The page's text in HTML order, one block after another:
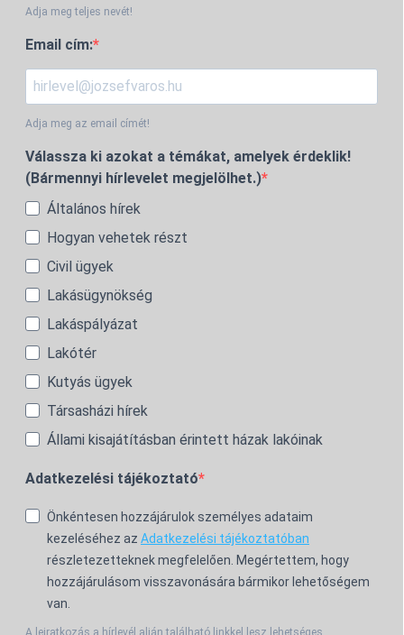
Adja meg teljes nevét!
Email cím:
Adja meg az email címét!
Válassza ki azokat a témákat, amelyek érdeklik!
(Bármennyi hírlevelet megjelölhet.)
Általános hírek
Hogyan vehetek részt
Civil ügyek
Lakásügynökség
Lakáspályázat
Lakótér
Kutyás ügyek
Társasházi hírek
Állami kisajátításban érintett házak lakóinak
Adatkezelési tájékoztató
Önkéntesen hozzájárulok személyes adataim
kezeléséhez az Adatkezelési tájékoztatóban
részletezetteknek megfelelően. Megértettem, hogy
hozzájárulásom visszavonására bármikor lehetőségem
van.
A leiratkozás a hírlevél alján található linkkel lesz lehetséges.